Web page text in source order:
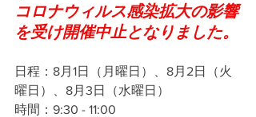
コロナウィルス感染拡大の影響
を受け開催中止となりました。
日程：8月1日（月曜日）、8月2日（火
曜日）、8月3日（水曜日）
時間：9:30 - 11:00